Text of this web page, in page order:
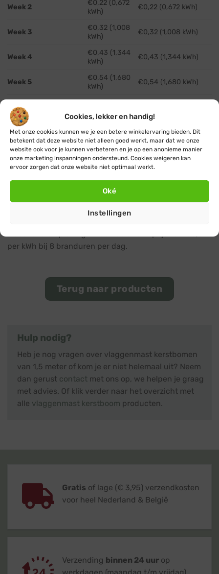
Cookies, lekker en handig!
Met onze cookies kunnen we je een betere winkelervaring bieden. Dit
betekent dat deze website niet alleen goed werkt, maar dat we onze
website ook voor je kunnen verbeteren en je op een anonieme manier
onze marketing inspanningen ondersteund. Cookies weigeren kan
ervoor zorgen dat onze website niet optimaal werkt.
Oké
Instellingen
Week 2
€0,22 (0,672
kWh)
€0,22 (0,672 kWh)
Week 3
€0,32 (1,008
kWh)
€0,32 (1,008 kWh)
Week 4
€0,43 (1,344
kWh)
€0,43 (1,344 kWh)
Week 5
€0,54 (1,680
kWh)
€0,54 (1,680 kWh)
Week 6
Week 7
€0,75 (2,352
kWh)
€0,75 (2,352 kWh)
Week 8
€0,86
(2,688 kWh)
€0,86 (2,688 kWh)
Week 9 €0,97 (3,024 kWh)
€1,08 (3,360
kWh)
per kWh bij 8 branduren per dag.
Terug naar producten
Hulp nodig?
Heb je nog vragen over vlaggenmast kerstbomen
van 1,5 meter of kom je er niet helemaal uit? Neem
dan gerust contact met ons op, we helpen je graag
met advies. Of klik verder naar het overzicht met
alle vlaggenmast kerstboom producten.
Gratis of lage (€ 3,95) verzendkosten
voor heel Nederland & België
Verzending binnen 24 uur op